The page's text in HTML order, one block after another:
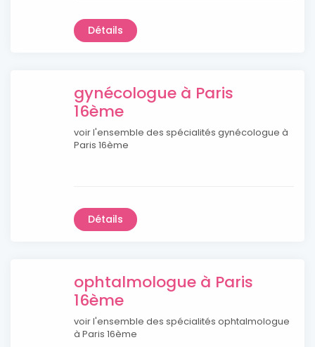
Détails
gynécologue à Paris
16ème
voir l'ensemble des spécialités gynécologue à
Paris 16ème
Détails
ophtalmologue à Paris
16ème
voir l'ensemble des spécialités ophtalmologue
à Paris 16ème